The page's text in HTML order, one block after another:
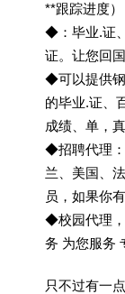
**跟踪进度
◆：毕业.证
证。让您回
◆可以提供
的毕业.证、
成绩、单，
◆招聘代理
兰、美国、
员，如果你
◆校园代理
务 为您服务
只不过有一